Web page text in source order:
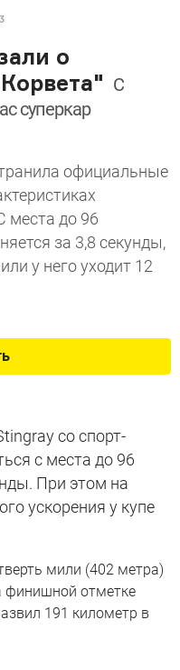
о
С
суперкар
официальные
места до 96
за 3,8 секунды,
у него уходит 12
со спорт-
с места до 96
При этом на
ускорения у купе
мили (402 метра)
финишной отметке
191 километр в